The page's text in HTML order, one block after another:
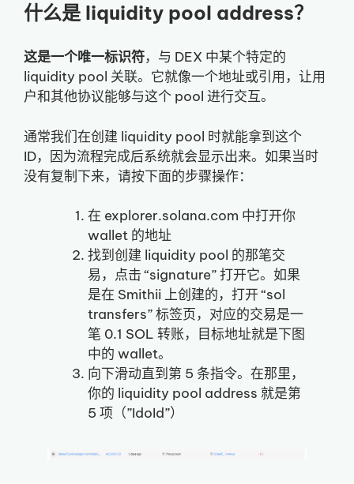
什么是 liquidity pool address？
这是一个唯一标识符，与 DEX 中某个特定的
liquidity pool 关联。它就像一个地址或引用，让用
户和其他协议能够与这个 pool 进行交互。
通常我们在创建 liquidity pool 时就能拿到这个
ID，因为流程完成后系统就会显示出来。如果当时
没有复制下来，请按下面的步骤操作：
在 explorer.solana.com 中打开你
wallet 的地址
找到创建 liquidity pool 的那笔交
易，点击 “signature” 打开它。如果
是在 Smithii 上创建的，打开 “sol
transfers” 标签页，对应的交易是一
笔 0.1 SOL 转账，目标地址就是下图
中的 wallet。
向下滑动直到第 5 条指令。在那里，
你的 liquidity pool address 就是第
5 项（”IdoId”）